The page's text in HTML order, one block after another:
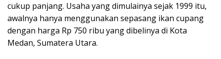
cukup panjang. Usaha yang dimulainya sejak 1999 itu,
awalnya hanya menggunakan sepasang ikan cupang
dengan harga Rp 750 ribu yang dibelinya di Kota
Medan, Sumatera Utara.